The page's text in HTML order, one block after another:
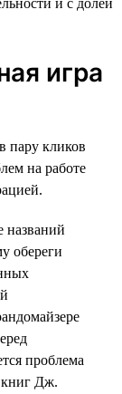
игра
пару кликов
на работе
названий
обереги
проблема
книг Дж.